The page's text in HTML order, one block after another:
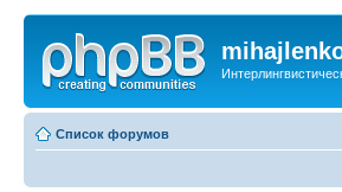
Список форумов